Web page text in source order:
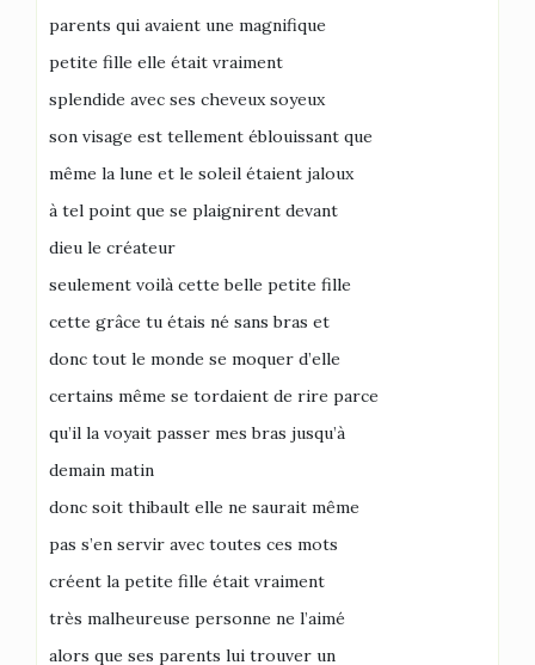
parents qui avaient une magnifique
petite fille elle était vraiment
splendide avec ses cheveux soyeux
son visage est tellement éblouissant que
même la lune et le soleil étaient jaloux
à tel point que se plaignirent devant
dieu le créateur
seulement voilà cette belle petite fille
cette grâce tu étais né sans bras et
donc tout le monde se moquer d’elle
certains même se tordaient de rire parce
qu’il la voyait passer mes bras jusqu’à
demain matin
donc soit thibault elle ne saurait même
pas s’en servir avec toutes ces mots
créent la petite fille était vraiment
très malheureuse personne ne l’aimé
alors que ses parents lui trouver un